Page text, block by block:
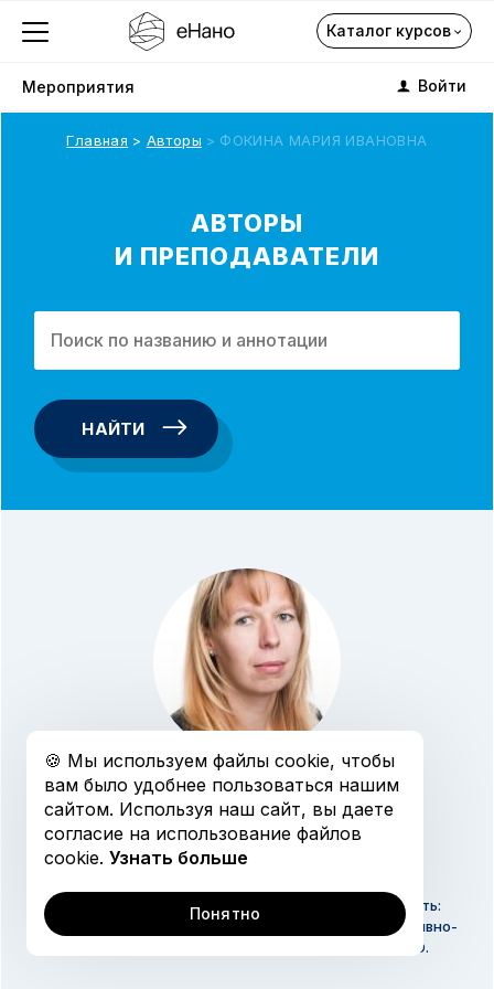
Каталог курсов
Мероприятия Войти
О компании
Каталог
Подписка на курсы
Открытая коллекция
Главная Авторы ФОКИНА МАРИЯ ИВАНОВНА
АВТОРЫ
И ПРЕПОДАВАТЕЛИ
НАЙТИ
ФОКИНА
МАРИЯ ИВАНОВНА
Кандидат физико-математических наук Должность:
доцент кафедры информационных технологий топливно-
энергетического комплекса Университета ИТМО.
🍪 Мы используем файлы cookie, чтобы
вам было удобнее пользоваться нашим
сайтом. Используя наш сайт, вы даете
согласие на использование файлов
cookie. Узнать больше
Понятно